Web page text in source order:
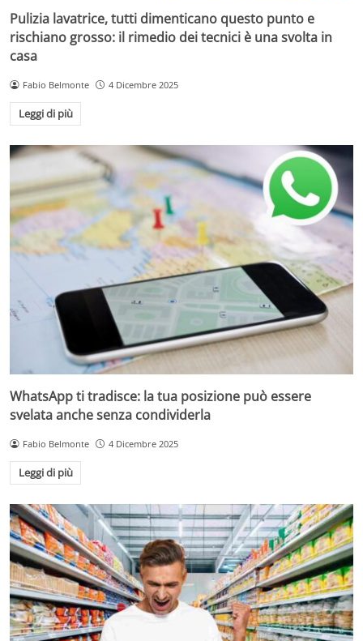
Pulizia lavatrice, tutti dimenticano questo punto e
rischiano grosso: il rimedio dei tecnici è una svolta in
casa
Fabio Belmonte 4 Dicembre 2025
Leggi di più
WhatsApp ti tradisce: la tua posizione può essere
svelata anche senza condividerla
Fabio Belmonte 4 Dicembre 2025
Leggi di più